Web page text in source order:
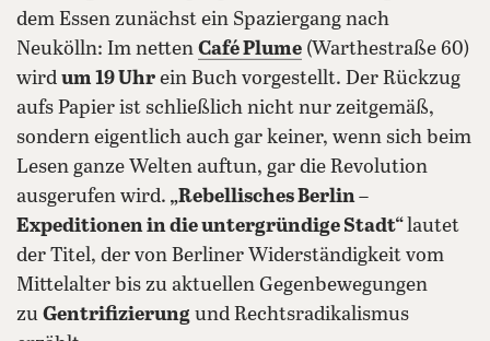
dem Essen zunächst ein Spaziergang nach
Neukölln: Im netten Café Plume (Warthestraße 60)
wird um 19 Uhr ein Buch vorgestellt. Der Rückzug
aufs Papier ist schließlich nicht nur zeitgemäß,
sondern eigentlich auch gar keiner, wenn sich beim
Lesen ganze Welten auftun, gar die Revolution
ausgerufen wird. „Rebellisches Berlin –
Expeditionen in die untergründige Stadt“lautet
der Titel, der von Berliner Widerständigkeit vom
Mittelalter bis zu aktuellen Gegenbewegungen
zu Gentrifizierung und Rechtsradikalismus